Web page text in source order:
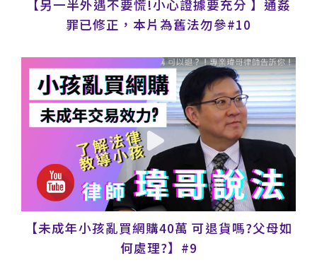
【另一半外遇不要慌!小心證據要充分 】通姦
罪已修正，本片為舊法勿參#10
【未成年小孩亂買網購40萬 可退貨嗎?父母如
何處理?】#9